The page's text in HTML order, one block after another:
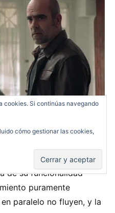
ni la
elevar a
de su funcionalidad
puramente
paralelo no fluyen, y la
cookies. Si continúas navegando
cómo gestionar las cookies,